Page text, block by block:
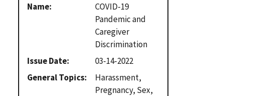
Name
COVID-19
Pandemic and
Caregiver
Discrimination
Issue Date
03-14-2022
General Topics
Harassment,
Pregnancy, Sex,